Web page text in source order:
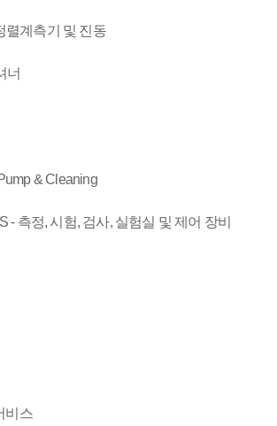
렬계측기 및 진동
너
& Cleaning
- 측정, 시험, 검사, 실험실 및 제어 장비
비스